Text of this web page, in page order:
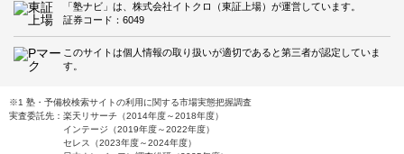
「塾ナビ」は、株式会社イトクロ（東証上場）が運営しています。
証券コード：6049
このサイトは個人情報の取り扱いが適切であると第三者が認定していま
す。
※1 塾・予備校検索サイトの利用に関する市場実態把握調査
実査委託先：楽天リサーチ（2014年度～2018年度）
インテージ（2019年度～2022年度）
セレス（2023年度～2024年度）